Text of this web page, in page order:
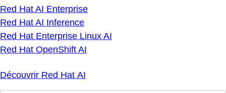
Red Hat AI Enterprise
Red Hat AI Inference
Red Hat Enterprise Linux AI
Red Hat OpenShift AI
Découvrir Red Hat AI